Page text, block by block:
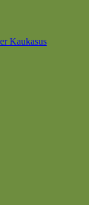
Kaukasus